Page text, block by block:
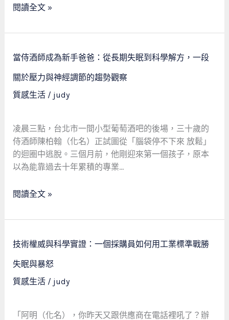
正：
位
歲
深
貓
科
學
飼
養
學
閱讀全文 »
當侍酒師成為新手爸爸：從長期失眠到科學解方，一段
關於壓力與神經調節的趨勢觀察
質感生活/ judy
凌晨三點，台北市一間小型葡萄酒吧的後場，三十歲的
侍酒師陳柏翰（化名）正試圖從「腦袋停不下來 放鬆」
的迴圈中逃脫。三個月前，他剛迎來第一個孩子，原本
以為能靠過去十年累積的專業…
當
侍
酒
師
新
手
爸
爸：
長
失
到
學
解
閱讀全文 »
技術權威與科學實證：一個採購員如何用工業標準戰勝
失眠與暴怒
質感生活/ judy
「阿明（化名），你昨天又跟供應商在電話裡吼了？辦
技
術
權
威
學